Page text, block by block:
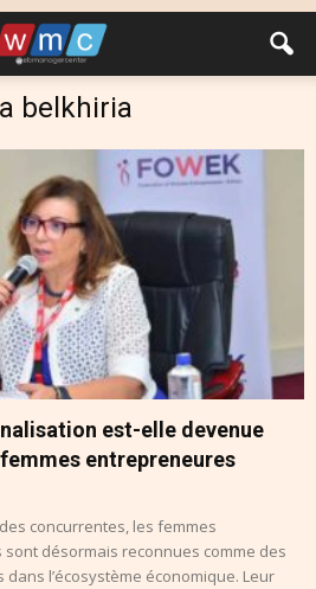
belkhiria
est-elle devenue
entrepreneures
concurrentes, les femmes
désormais reconnues comme des
l’écosystème économique. Leur